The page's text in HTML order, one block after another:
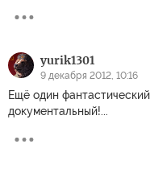
yurik1301
9 декабря 2012, 10:16
Ещё один
документальный!...